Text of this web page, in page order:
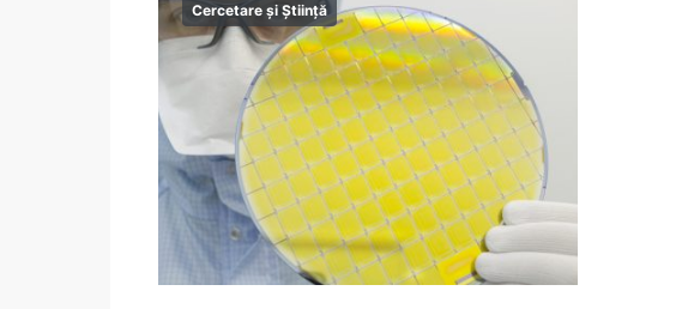
Cercetare și Știință